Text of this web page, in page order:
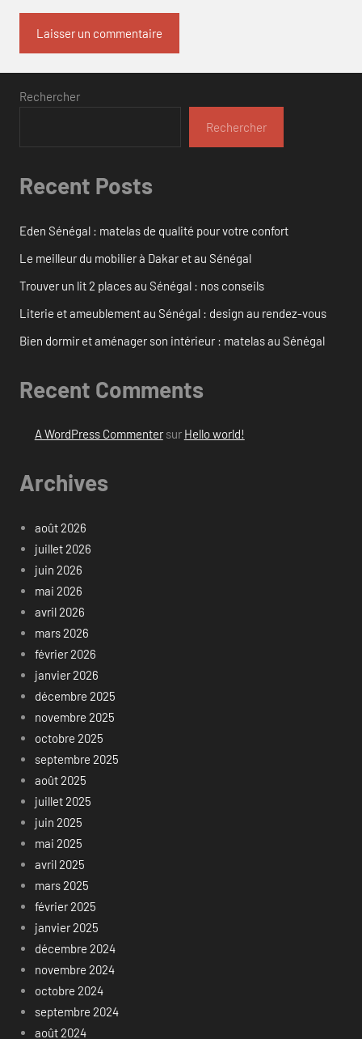
Rechercher
Rechercher
Recent Posts
Eden Sénégal : matelas de qualité pour votre confort
Le meilleur du mobilier à Dakar et au Sénégal
Trouver un lit 2 places au Sénégal : nos conseils
Literie et ameublement au Sénégal : design au rendez-vous
Bien dormir et aménager son intérieur : matelas au Sénégal
Recent Comments
A WordPress Commentersur Hello world!
Archives
août 2026
juillet 2026
juin 2026
mai 2026
avril 2026
mars 2026
février 2026
janvier 2026
décembre 2025
novembre 2025
octobre 2025
septembre 2025
août 2025
juillet 2025
juin 2025
mai 2025
avril 2025
mars 2025
février 2025
janvier 2025
décembre 2024
novembre 2024
octobre 2024
septembre 2024
août 2024